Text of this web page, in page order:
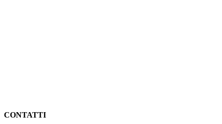
CONTATTI